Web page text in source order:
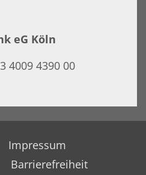
eG Köln
4009 4390 00
Impressum
Barrierefreiheit